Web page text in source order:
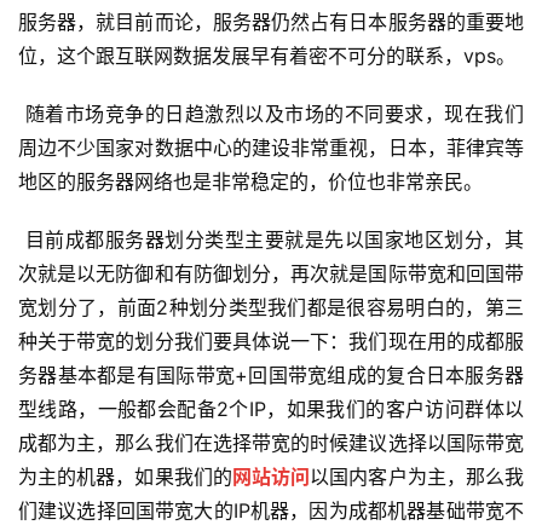
服务器，就目前而论，服务器仍然占有日本服务器的重要地
位，这个跟互联网数据发展早有着密不可分的联系，vps。
周边不少国家对数据中心的建设非常重视，日本，菲律宾等
地区的服务器网络也是非常稳定的，价位也非常亲民。
次就是以无防御和有防御划分，再次就是国际带宽和回国带
宽划分了，前面2种划分类型我们都是很容易明白的，第三
种关于带宽的划分我们要具体说一下：我们现在用的成都服
务器基本都是有国际带宽+回国带宽组成的复合日本服务器
型线路，一般都会配备2个IP，如果我们的客户访问群体以
成都为主，那么我们在选择带宽的时候建议选择以国际带宽
为主的机器，如果我们的网站访问以国内客户为主，那么我
们建议选择回国带宽大的IP机器，因为成都机器基础带宽不